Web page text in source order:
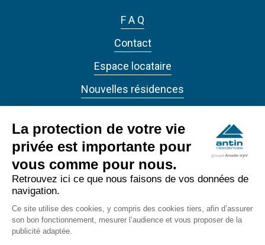
F A Q
Contact
Espace locataire
Nouvelles résidences
ANTIN RÉSIDENCES 2022 - Tous droits réservés
Accessibilité
La protection de votre vie
privée est importante pour
vous comme pour nous.
Retrouvez ici ce que nous faisons de vos données de
navigation.
Ce site utilise des cookies, y compris des cookies tiers, afin d’assurer
son bon fonctionnement, mesurer l’audience et vous proposer de la
publicité adaptée.